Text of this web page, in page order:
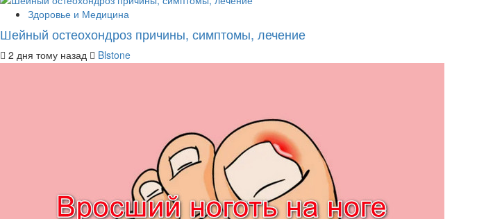
Здоровье и Медицина
Шейный остеохондроз причины, симптомы, лечение
2 дня тому назад Blstone